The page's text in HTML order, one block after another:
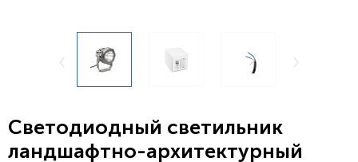
Светодиодный светильник
ландшафтно-архитектурный